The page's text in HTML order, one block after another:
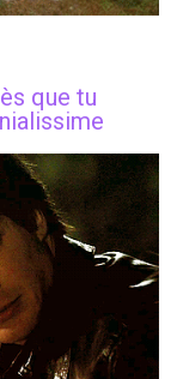
que tu